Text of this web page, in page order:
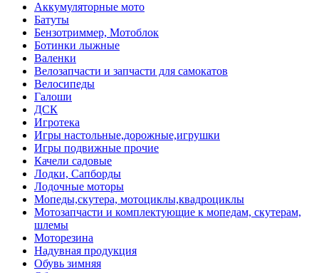
Аккумуляторные мото
Батуты
Бензотриммер, Мотоблок
Ботинки лыжные
Валенки
Велозапчасти и запчасти для самокатов
Велосипеды
Галоши
ДСК
Игротека
Игры настольные,дорожные,игрушки
Игры подвижные прочие
Качели садовые
Лодки, Сапборды
Лодочные моторы
Мопеды,скутера, мотоциклы,квадроциклы
Мотозапчасти и комплектующие к мопедам, скутерам,
шлемы
Моторезина
Надувная продукция
Обувь зимняя